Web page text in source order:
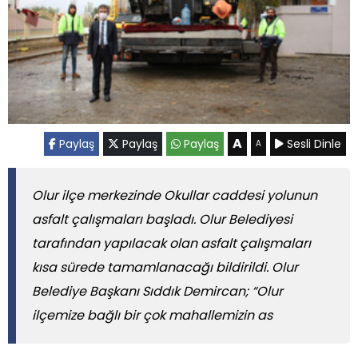
Paylaş Paylaş Paylaş A A Sesli Dinle
Olur ilçe merkezinde Okullar caddesi yolunun
asfalt çalışmaları başladı. Olur Belediyesi
tarafından yapılacak olan asfalt çalışmaları
kısa sürede tamamlanacağı bildirildi. Olur
Belediye Başkanı Sıddık Demircan; “Olur
ilçemize bağlı bir çok mahallemizin as